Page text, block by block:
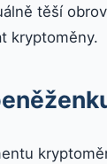
těší
kryptoměny.